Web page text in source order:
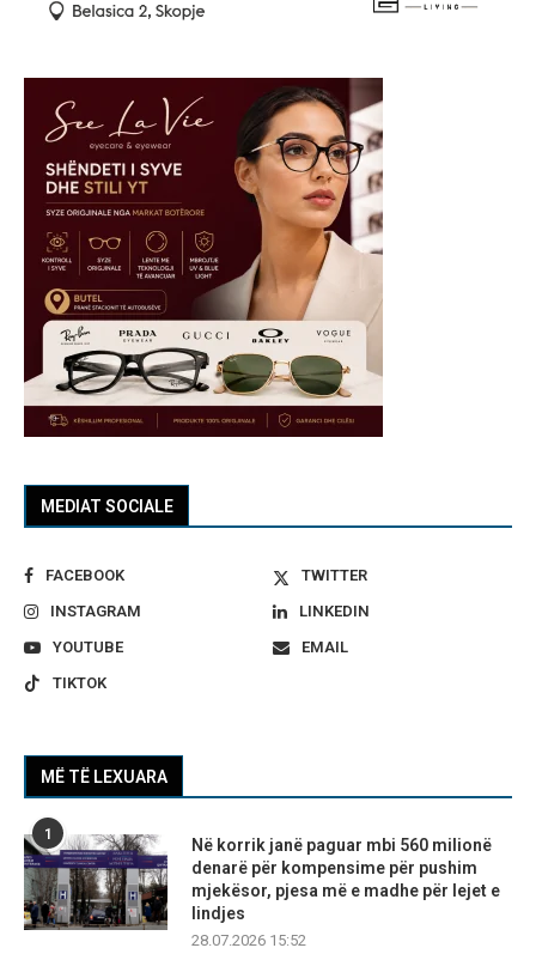
MEDIAT SOCIALE
FACEBOOK
TWITTER
INSTAGRAM
LINKEDIN
YOUTUBE
EMAIL
TIKTOK
MË TË LEXUARA
1
Në korrik janë paguar mbi 560 milionë
denarë për kompensime për pushim
mjekësor, pjesa më e madhe për lejet e
lindjes
28.07.2026 15:52